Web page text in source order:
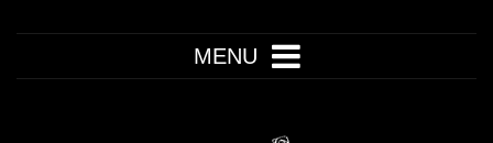
MENU